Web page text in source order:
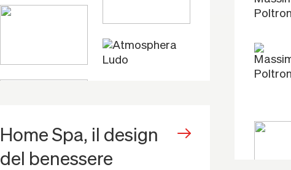
Home Spa, il design
del benessere